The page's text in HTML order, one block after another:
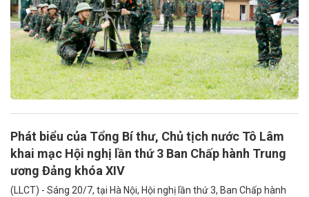
Phát biểu của Tổng Bí thư, Chủ tịch nước Tô Lâm
khai mạc Hội nghị lần thứ 3 Ban Chấp hành Trung
ương Đảng khóa XIV
(LLCT) - Sáng 20/7, tại Hà Nội, Hội nghị lần thứ 3, Ban Chấp hành